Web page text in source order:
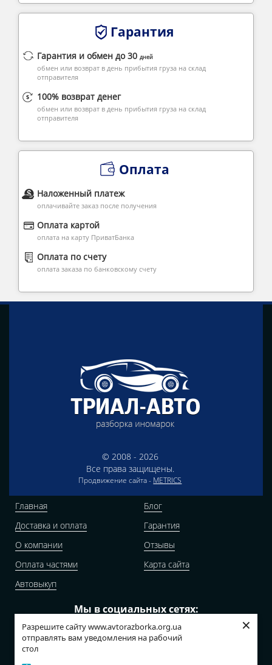
Разрешите сайту www.avtorazborka.org.ua
отправлять вам уведомления на рабочий
стол
×
Гарантия
Гарантия и обмен до 30 дней
обмен или возврат в день прибытия груза на склад
отправителя
100% возврат денег
обмен или возврат в день прибытия груза на склад
отправителя
Оплата
Наложенный платеж
оплачивайте заказ после получения
Оплата картой
оплата на карту ПриватБанка
Оплата по счету
оплата заказа по банковскому счету
© 2008 - 2026
Все права защищены.
Продвижение сайта - METRICS
Главная
Доставка и оплата
О компании
Оплата частями
Автовыкуп
Блог
Гарантия
Отзывы
Карта сайта
Мы в социальных сетях: